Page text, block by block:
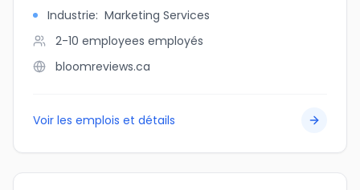
Industrie: Marketing Services
2-10 employees employés
bloomreviews.ca
Voir les emplois et détails